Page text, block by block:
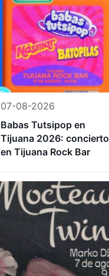
07-08-2026
Babas Tutsipop en
Tijuana 2026: concierto
en Tijuana Rock Bar